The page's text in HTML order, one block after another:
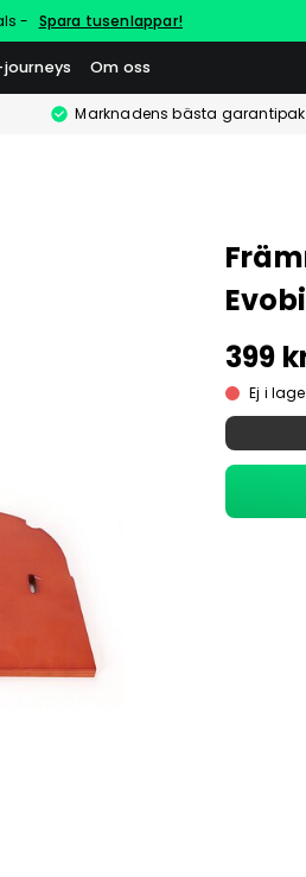
- Spara tusenlappar!
Om oss
Marknadens bästa
399
Ej i